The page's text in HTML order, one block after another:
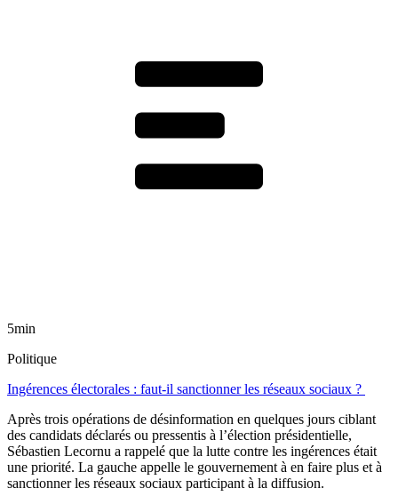
5min
Politique
Ingérences électorales : faut-il sanctionner les réseaux sociaux ?
Après trois opérations de désinformation en quelques jours ciblant
des candidats déclarés ou pressentis à l’élection présidentielle,
Sébastien Lecornu a rappelé que la lutte contre les ingérences était
une priorité. La gauche appelle le gouvernement à en faire plus et à
sanctionner les réseaux sociaux participant à la diffusion.